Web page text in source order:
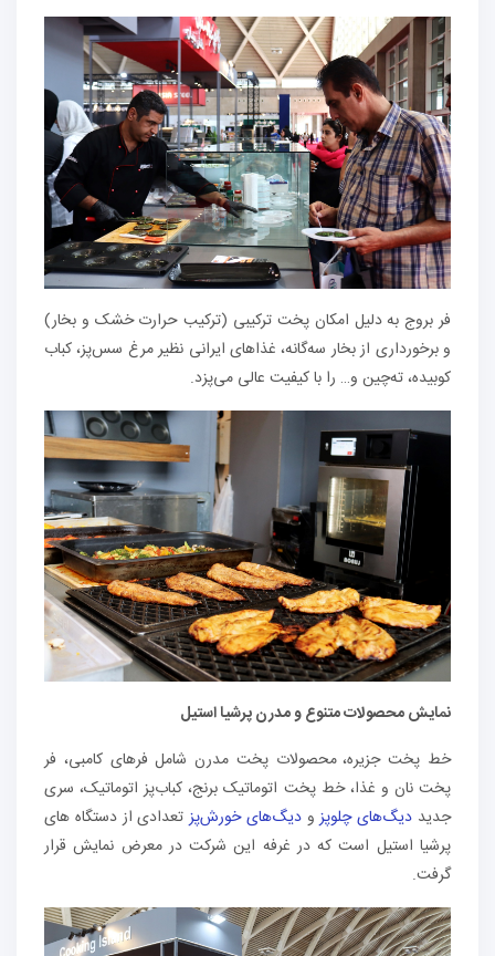
فر بروج به دلیل امکان پخت ترکیبی (ترکیب حرارت خشک و بخار)
و برخورداری از بخار سه‌گانه، غذاهای ایرانی نظیر مرغ سس‌پز، کباب
کوبیده، ته‌چین و… را با کیفیت عالی می‌پزد.
نمایش محصولات متنوع و مدرن پرشیا استیل
خط پخت جزیره، محصولات پخت مدرن شامل فرهای کامبی، فر
پخت نان و غذا، خط پخت اتوماتیک برنج، کباب‌پز اتوماتیک، سری
جدید دیگ‌های چلوپزودیگ‌های خورش‌پزتعدادی از دستگاه های
پرشیا استیل است که در غرفه این شرکت در معرض نمایش قرار
گرفت.